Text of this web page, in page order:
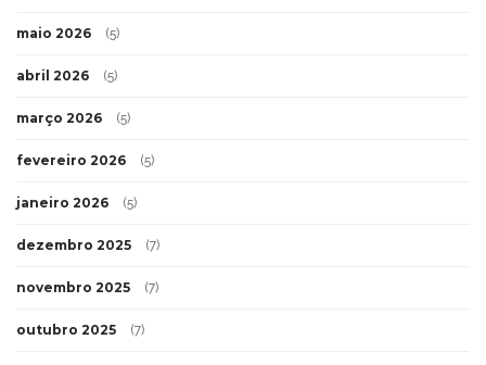
maio 2026 (5)
abril 2026 (5)
março 2026 (5)
fevereiro 2026 (5)
janeiro 2026 (5)
dezembro 2025 (7)
novembro 2025 (7)
outubro 2025 (7)